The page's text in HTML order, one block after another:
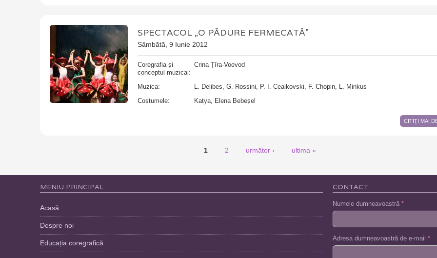
SPECTACOL „O PĂDURE FERMECATĂ”
Sâmbătă, 9 Iunie 2012
Coregrafia și
conceptul muzical:
Crina Țîra-Voevod
Muzica:
L. Delibes, G. Rossini, P. I. Ceaikovski, F. Chopin, L. Minkus
Costumele:
Katya, Elena Bebeșel
CITIŢI MAI
PAGINI
1 2 următor › ultima »
MENIU PRINCIPAL
Acasă
Despre noi
Educația coregrafică
CONTACT
Numele dumneavoastră *
Adresa dumneavoastră de e-mail *